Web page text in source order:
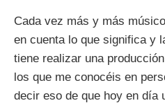
Cada vez más y más
en cuenta lo que significa y
tiene realizar una
los que me conocéis en
decir eso de que hoy en día